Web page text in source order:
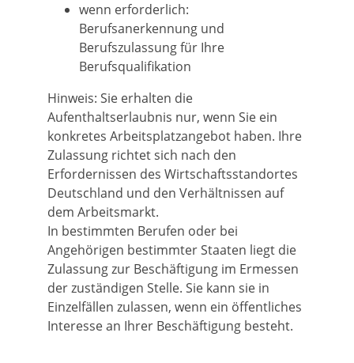
wenn erforderlich:
Berufsanerkennung und
Berufszulassung für Ihre
Berufsqualifikation
Hinweis: Sie erhalten die
Aufenthaltserlaubnis nur, wenn Sie ein
konkretes Arbeitsplatzangebot haben. Ihre
Zulassung richtet sich nach den
Erfordernissen des Wirtschaftsstandortes
Deutschland und den Verhältnissen auf
dem Arbeitsmarkt.
In bestimmten Berufen oder bei
Angehörigen bestimmter Staaten liegt die
Zulassung zur Beschäftigung im Ermessen
der zuständigen Stelle. Sie kann sie in
Einzelfällen zulassen, wenn ein öffentliches
Interesse an Ihrer Beschäftigung besteht.